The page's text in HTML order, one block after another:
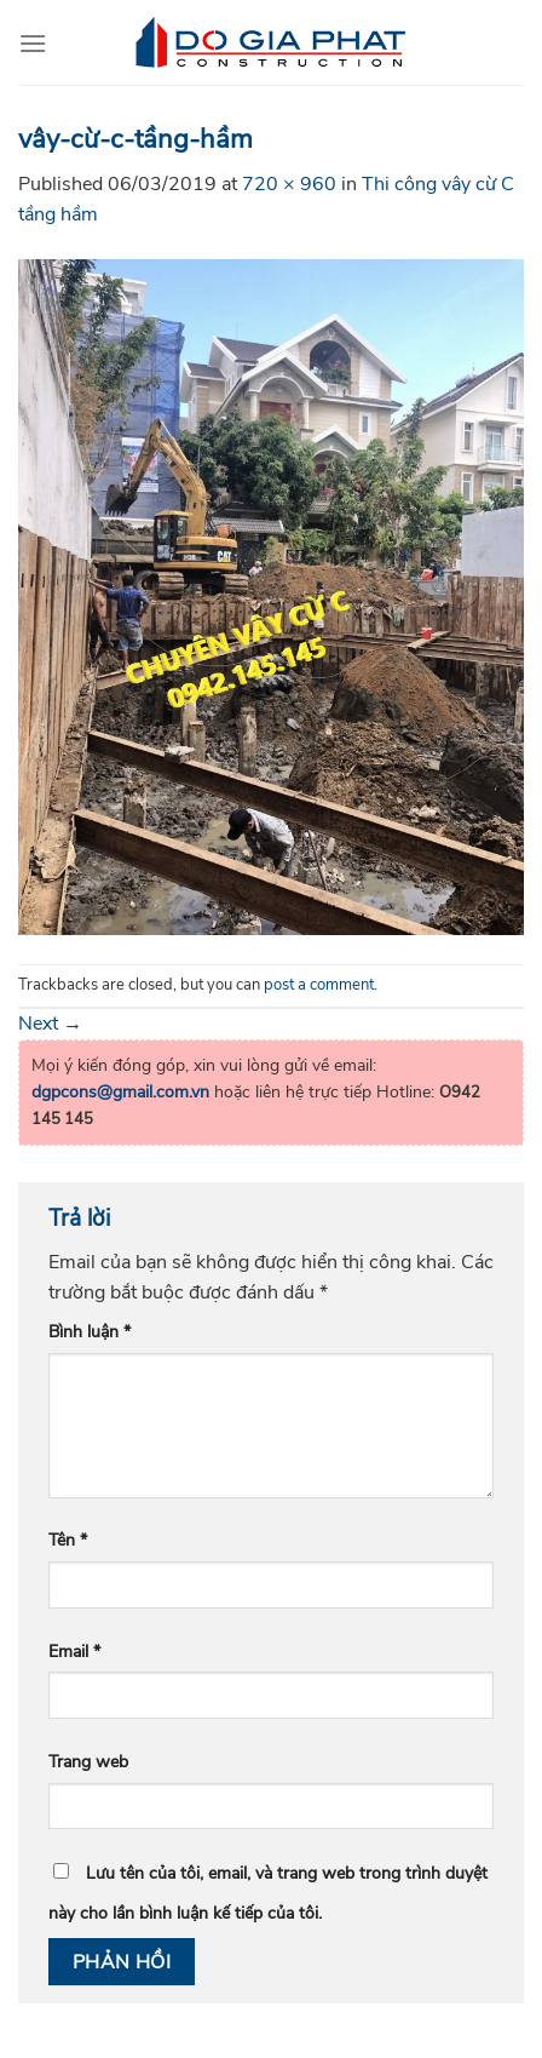
vây-cừ-c-tầng-hầm
Published 06/03/2019 at720 × 960 in Thi công vây cừ C
tầng hầm
Trackbacks are closed, but you can post a comment.
Next →
Mọi ý kiến đóng góp, xin vui lòng gửi về email:
dgpcons@gmail.com.vn hoặc liên hệ trực tiếp Hotline: O942
145 145
Trả lời
Email của bạn sẽ không được hiển thị công khai. Các
trường bắt buộc được đánh dấu *
Bình luận *
Tên *
Email *
Trang web
Lưu tên của tôi, email, và trang web trong trình duyệt
này cho lần bình luận kế tiếp của tôi.